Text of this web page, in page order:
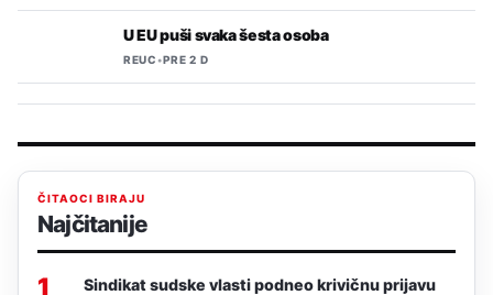
U EU puši svaka šesta osoba
REUC•PRE 2 D
ČITAOCI BIRAJU
Najčitanije
1
Sindikat sudske vlasti podneo krivičnu prijavu